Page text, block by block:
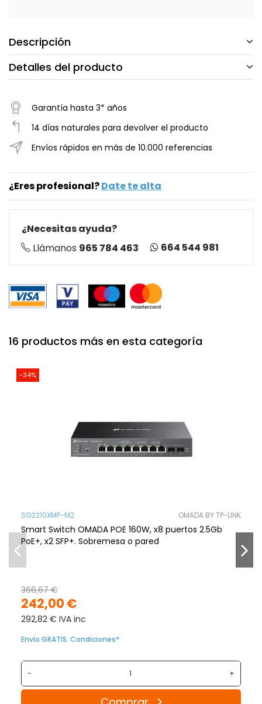
Descripción
Detalles del producto
Garantía hasta 3* años
14 días naturales para devolver el producto
Envíos rápidos en más de 10.000 referencias
¿Eres profesional?Date te alta
¿Necesitas ayuda?
Llámanos 965 784 463 664 544 981
16 productos más en esta categoría
-34%
SG2210XMP-M2 OMADA BY TP-LINK
Smart Switch OMADA POE 160W, x8 puertos 2.5Gb
PoE+, x2 SFP+. Sobremesa o pared
242,00 €
366,67 €
292,82 € IVA inc
Envío GRATIS. Condiciones*
- +